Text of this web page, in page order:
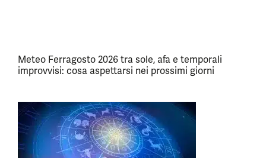
Meteo Ferragosto 2026 tra sole, afa e temporali
improvvisi: cosa aspettarsi nei prossimi giorni